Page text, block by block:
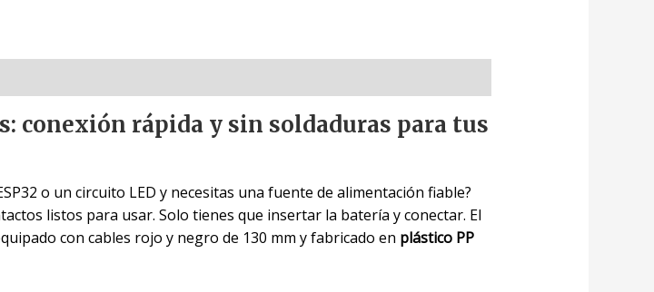
conexión rápida y sin soldaduras para tus
o un circuito LED y necesitas una fuente de alimentación fiable?
listos para usar. Solo tienes que insertar la batería y conectar. El
con cables rojo y negro de 130 mm y fabricado en plástico PP